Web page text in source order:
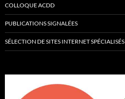
COLLOQUE ACDD
PUBLICATIONS SIGNALÉES
SÉLECTION DE SITES INTERNET SPÉCIALISÉS